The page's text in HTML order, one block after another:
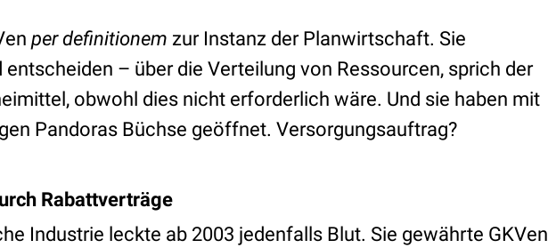
per definitionem zur Instanz der Planwirtschaft. Sie
– über die Verteilung von Ressourcen, sprich der
obwohl dies nicht erforderlich wäre. Und sie haben mit
Pandoras Büchse geöffnet. Versorgungsauftrag?
Rabattverträge
Industrie leckte ab 2003 jedenfalls Blut. Sie gewährte GKVen